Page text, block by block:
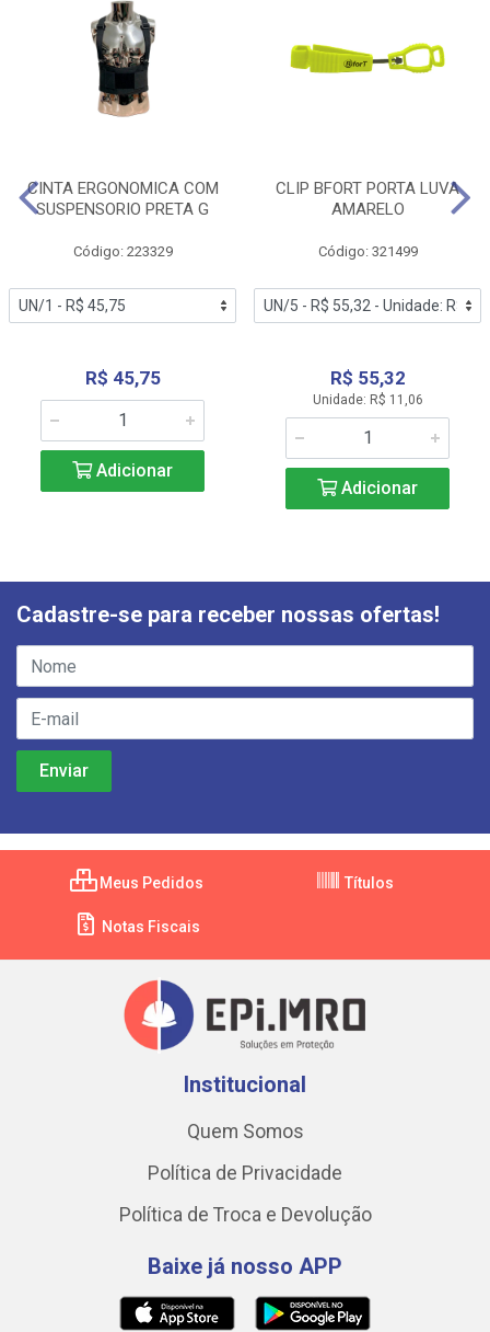
CINTA ERGONOMICA COM
SUSPENSORIO PRETA G
Código: 223329
R$ 45,75
Adicionar
CLIP BFORT PORTA LUVA
AMARELO
Código: 321499
R$ 55,32
Unidade: R$ 11,06
Adicionar
Cadastre-se para receber nossas ofertas!
Meus Pedidos Títulos
Notas Fiscais
Institucional
Quem Somos
Política de Privacidade
Política de Troca e Devolução
Baixe já nosso APP